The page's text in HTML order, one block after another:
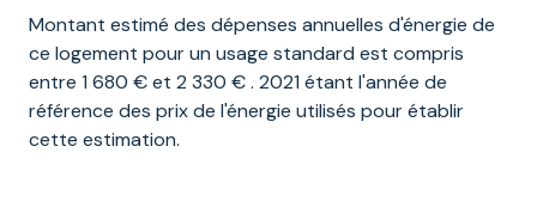
Montant estimé des dépenses annuelles d'énergie de
ce logement pour un usage standard est compris
entre 1 680 € et 2 330 € . 2021 étant l'année de
référence des prix de l'énergie utilisés pour établir
cette estimation.